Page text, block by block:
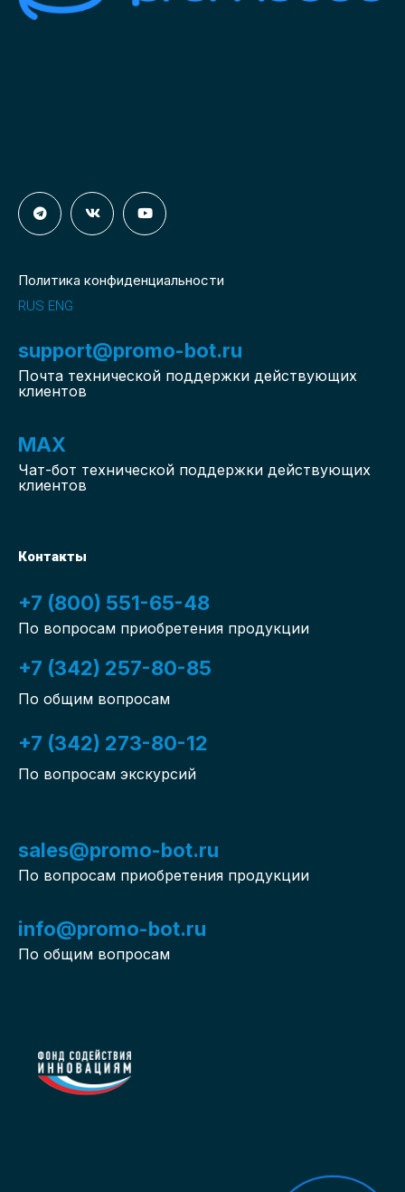
Политика конфиденциальности
RUS ENG
support@promo-bot.ru
Почта технической поддержки действующих
клиентов
MAX
Чат-бот технической поддержки действующих
клиентов
Контакты
+7 (800) 551-65-48
По вопросам приобретения продукции
+7 (342) 257-80-85
По общим вопросам
+7 (342) 273-80-12
По вопросам экскурсий
sales@promo-bot.ru
По вопросам приобретения продукции
info@promo-bot.ru
По общим вопросам